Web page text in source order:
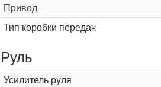
Привод
Тип коробки передач
Руль
Усилитель руля